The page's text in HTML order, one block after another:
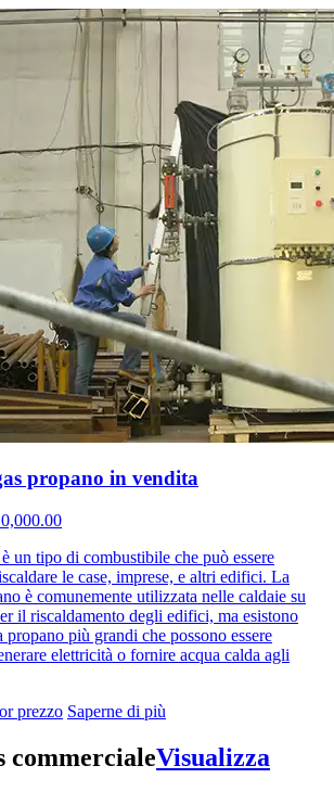
propano in vendita
un tipo di combustibile che può essere
le case, imprese, e altri edifici. La
è comunemente utilizzata nelle caldaie su
il riscaldamento degli edifici, ma esistono
propano più grandi che possono essere
elettricità o fornire acqua calda agli
prezzo Saperne di più
commercialeVisualizza